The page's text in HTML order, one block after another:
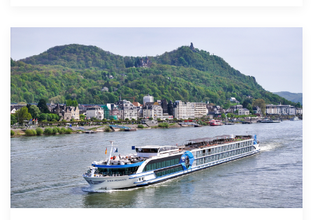
Simbabwe
Slowakei
Spanien
Tschechien
Türkei
USA
Ungarn
Usbekistan